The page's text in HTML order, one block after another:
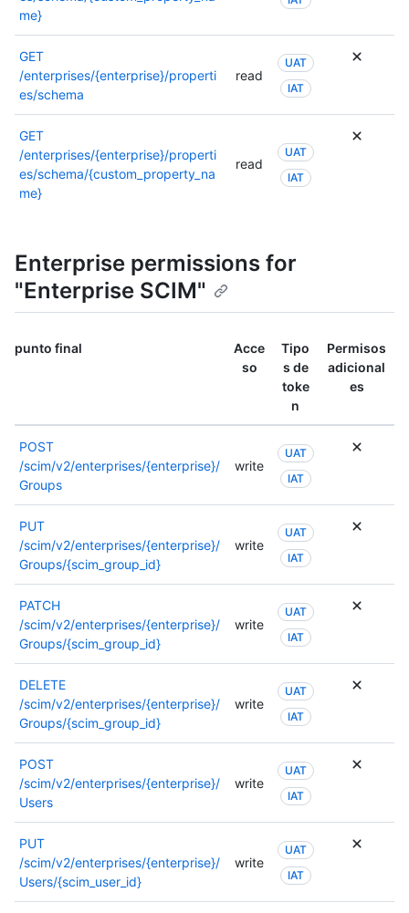
me}
GET
/enterprises/{enterprise}/properti
es/schema
read
UAT
IAT
GET
/enterprises/{enterprise}/properti
es/schema/{custom_property_na
me}
read
UAT
IAT
Enterprise permissions for
"Enterprise SCIM"
punto final
Acce
so
Tipo
s de
toke
n
Permisos
adicional
es
POST
/scim/v2/enterprises/{enterprise}/
Groups
write
UAT
IAT
PUT
/scim/v2/enterprises/{enterprise}/
Groups/{scim_group_id}
write
UAT
IAT
PATCH
/scim/v2/enterprises/{enterprise}/
Groups/{scim_group_id}
write
UAT
IAT
DELETE
/scim/v2/enterprises/{enterprise}/
Groups/{scim_group_id}
write
UAT
IAT
POST
/scim/v2/enterprises/{enterprise}/
Users
write
UAT
IAT
PUT
/scim/v2/enterprises/{enterprise}/
Users/{scim_user_id}
write
UAT
IAT